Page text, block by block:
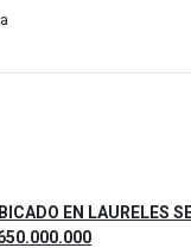
EN LAURELES